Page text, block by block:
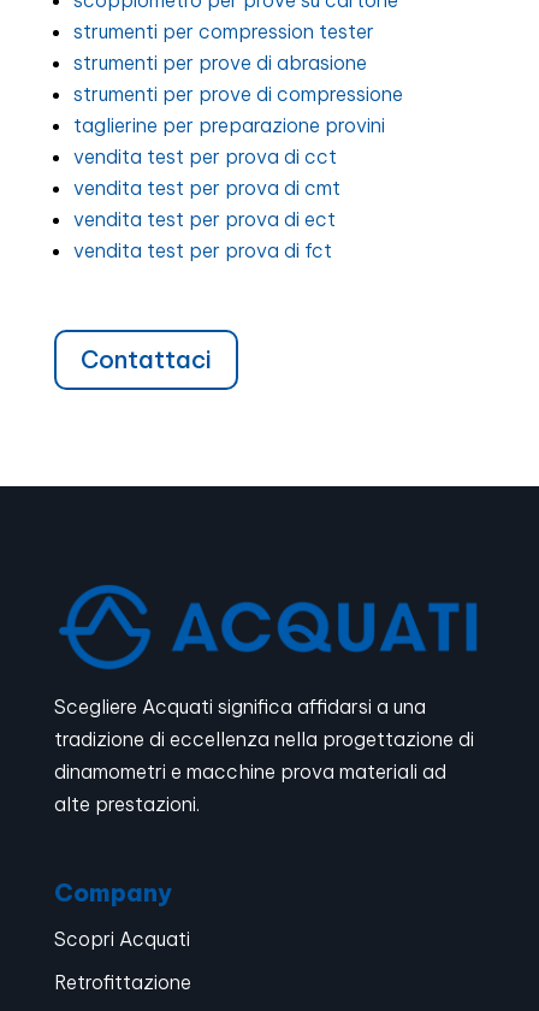
strumenti per compression tester
strumenti per prove di abrasione
strumenti per prove di compressione
taglierine per preparazione provini
vendita test per prova di cct
vendita test per prova di cmt
vendita test per prova di ect
vendita test per prova di fct
Contattaci
Scegliere Acquati significa affidarsi a una
tradizione di eccellenza nella progettazione di
dinamometri e macchine prova materiali ad
alte prestazioni.
Company
Scopri Acquati
Retrofittazione